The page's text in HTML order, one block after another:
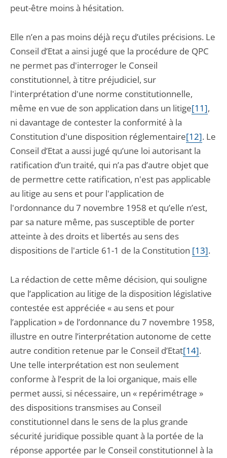
peut-être moins à hésitation.
Elle n’en a pas moins déjà reçu d’utiles précisions. Le
Conseil d’Etat a ainsi jugé que la procédure de QPC
ne permet pas d'interroger le Conseil
constitutionnel, à titre préjudiciel, sur
l'interprétation d'une norme constitutionnelle,
même en vue de son application dans un litige[11],
ni davantage de contester la conformité à la
Constitution d'une disposition réglementaire[12]. Le
Conseil d’Etat a aussi jugé qu’une loi autorisant la
ratification d’un traité, qui n’a pas d’autre objet que
de permettre cette ratification, n'est pas applicable
au litige au sens et pour l'application de
l'ordonnance du 7 novembre 1958 et qu’elle n’est,
par sa nature même, pas susceptible de porter
atteinte à des droits et libertés au sens des
dispositions de l'article 61-1 de la Constitution [13].
La rédaction de cette même décision, qui souligne
que l’application au litige de la disposition législative
contestée est appréciée « au sens et pour
l’application » de l’ordonnance du 7 novembre 1958,
illustre en outre l’interprétation autonome de cette
autre condition retenue par le Conseil d’Etat[14].
Une telle interprétation est non seulement
conforme à l’esprit de la loi organique, mais elle
permet aussi, si nécessaire, un « repérimétrage »
des dispositions transmises au Conseil
constitutionnel dans le sens de la plus grande
sécurité juridique possible quant à la portée de la
réponse apportée par le Conseil constitutionnel à la